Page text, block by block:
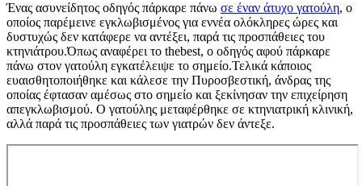
Ένας ασυνείδητος οδηγός πάρκαρε πάνω σε έναν άτυχο γατούλη, ο
οποίος παρέμεινε εγκλωβισμένος για εννέα ολόκληρες ώρες και
δυστυχώς δεν κατάφερε να αντέξει, παρά τις προσπάθειες του
κτηνιάτρου.Όπως αναφέρει το thebest, ο οδηγός αφού πάρκαρε
πάνω στον γατούλη εγκατέλειψε το σημείο.Τελικά κάποιος
ευαισθητοποιήθηκε και κάλεσε την Πυροσβεστική, άνδρας της
οποίας έφτασαν αμέσως στο σημείο και ξεκίνησαν την επιχείρηση
απεγκλωβισμού. Ο γατούλης μεταφέρθηκε σε κτηνιατρική κλινική,
αλλά παρά τις προσπάθειες των γιατρών δεν άντεξε.